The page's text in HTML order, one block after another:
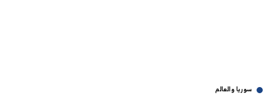
سوريا والعالم